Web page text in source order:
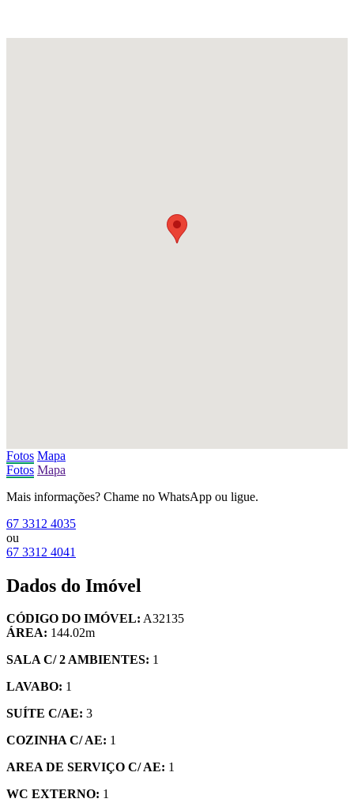
Fotos Mapa
Fotos Mapa
Mais informações? Chame no WhatsApp ou ligue.
67 3312 4035
ou
67 3312 4041
Dados do Imóvel
CÓDIGO DO IMÓVEL: A32135
ÁREA: 144.02m
SALA C/ 2 AMBIENTES: 1
LAVABO: 1
SUÍTE C/AE: 3
COZINHA C/ AE: 1
AREA DE SERVIÇO C/ AE: 1
WC EXTERNO: 1